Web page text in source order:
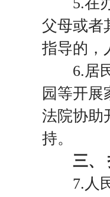
父母或者
指导的，
6.居
园等开展
法院协助
持。
三、
7.人